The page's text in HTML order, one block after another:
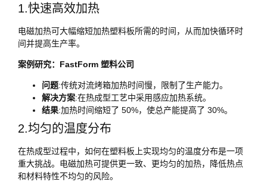
1.快速高效加热
电磁加热可大幅缩短加热塑料板所需的时间，从而加快循环时
间并提高生产率。
案例研究：FastForm 塑料公司
问题:传统对流烤箱加热时间慢，限制了生产能力。
解决方案:在热成型工艺中采用感应加热系统。
结果:加热时间缩短了 50%，使总产能提高了 30%。
2.均匀的温度分布
在热成型过程中，如何在塑料板上实现均匀的温度分布是一项
重大挑战。电磁加热可提供更一致、更均匀的加热，降低热点
和材料特性不均匀的风险。